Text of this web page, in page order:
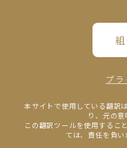
プ
本サイトで使⽤している翻訳
り、元の意
この翻訳ツールを使⽤するこ
ては、責任を負い